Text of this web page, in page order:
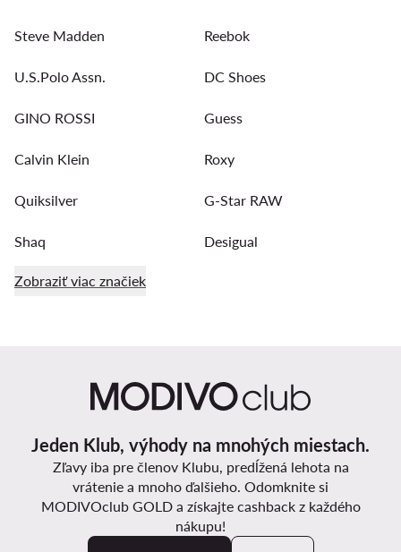
Steve Madden Reebok
U.S.Polo Assn. DC Shoes
GINO ROSSI Guess
Calvin Klein Roxy
Quiksilver G-Star RAW
Shaq Desigual
Zobraziť viac značiek
Jeden Klub, výhody na mnohých miestach.
Zľavy iba pre členov Klubu, predĺžená lehota na
vrátenie a mnoho ďalšieho. Odomknite si
MODIVOclub GOLD a získajte cashback z každého
nákupu!